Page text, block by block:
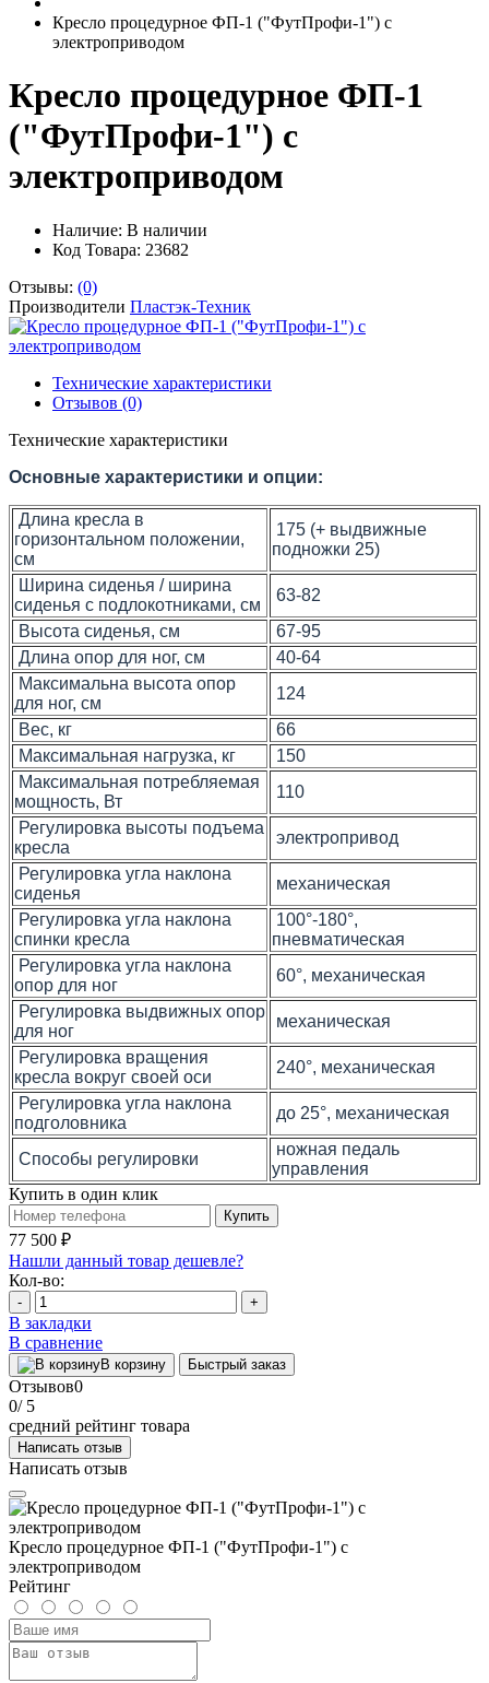
Кресло процедурное ФП-1 ("ФутПрофи-1") с
электроприводом
Кресло процедурное ФП-1
("ФутПрофи-1") с
электроприводом
Наличие: В наличии
Код Товара: 23682
Отзывы: (0)
Производители Пластэк-Техник
Технические характеристики
Отзывов (0)
Технические характеристики
Основные характеристики и опции:
Длина кресла в
горизонтальном положении,
см
175 (+ выдвижные
подножки 25)
Ширина сиденья / ширина
сиденья с подлокотниками, см
63-82
Высота сиденья, см
67-95
Длина опор для ног, см
40-64
Максимальна высота опор
для ног, см
124
Вес, кг
66
Максимальная нагрузка, кг
150
Максимальная потребляемая
мощность, Вт
110
Регулировка высоты подъема
кресла
электропривод
Регулировка угла наклона
сиденья
механическая
Регулировка угла наклона
спинки кресла
100°-180°,
пневматическая
Регулировка угла наклона
опор для ног
60°, механическая
Регулировка выдвижных опор
для ног
механическая
Регулировка вращения
кресла вокруг своей оси
240°, механическая
Регулировка угла наклона
подголовника
до 25°, механическая
Способы регулировки
ножная педаль
управления
Купить в один клик
Купить
77 500 ₽
Нашли данный товар дешевле?
Кол-во:
- +
В закладки
В сравнение
В корзину Быстрый заказ
Отзывов0
0/ 5
средний рейтинг товара
Написать отзыв
Написать отзыв
Кресло процедурное ФП-1 ("ФутПрофи-1") с
электроприводом
Рейтинг